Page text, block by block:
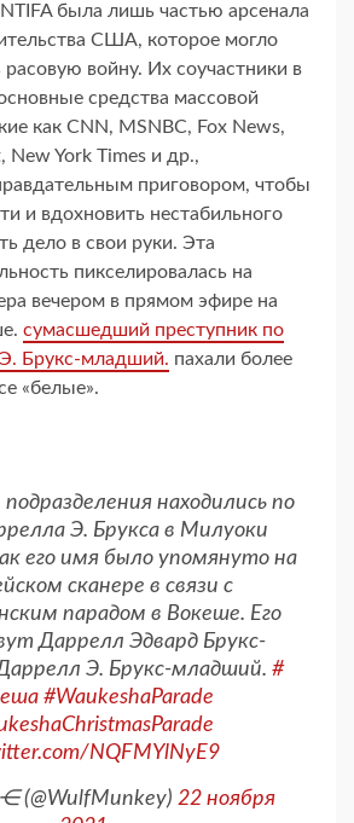
была лишь частью арсенала
США, которое могло
войну. Их соучастники в
средства массовой
как CNN, MSNBC, Fox News,
New York Times и др.,
приговором, чтобы
и вдохновить нестабильного
дело в свои руки. Эта
пикселировалась на
вечером в прямом эфире на
сумасшедший преступник по
Брукс-младший. пахали более
«белые».
находились по
Э. Брукса в Милуоки
его имя было упомянуто на
сканере в связи с
парадом в Вокеше. Его
Даррелл Эдвард Брукс-
Э. Брукс-младший. #
#WaukeshaParade
NQFMYlNyE9
(@WulfMunkey) 22 ноября